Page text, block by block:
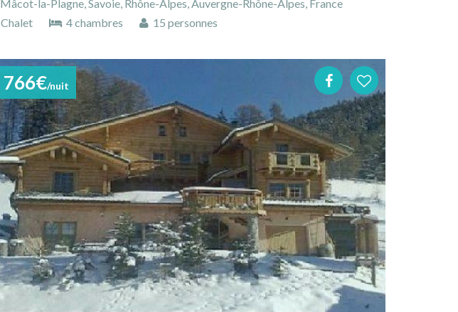
Mâcot-la-Plagne, Savoie, Rhône-Alpes, Auvergne-Rhône-Alpes, France
Chalet
4 chambres 15 personnes
766€/nuit